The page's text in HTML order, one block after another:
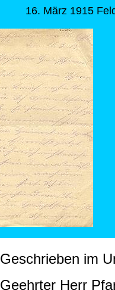
16. März 1915
Geschrieben im
Geehrter Herr